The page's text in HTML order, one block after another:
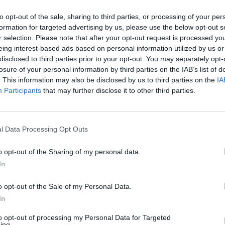
opt-out of the sale, sharing to third parties, or processing of your
for targeted advertising by us, please use the below opt-out
selection. Please note that after your opt-out request is processed
interest-based ads based on personal information utilized by us
to third parties prior to your opt-out. You may separately
of your personal information by third parties on the IAB’s list of
This information may also be disclosed by us to third parties on the
Participants that may further disclose it to other third parties.
Data Processing Opt Outs
opt-out of the Sharing of my personal data.
opt-out of the Sale of my Personal Data.
opt-out of processing my Personal Data for Targeted
Vagystė Reporteris
Didžiausias kontrabandos sulaikymas
Žinios Kriminalai
00:00:45